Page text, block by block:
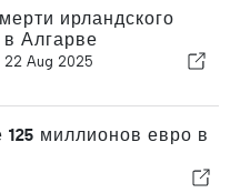
ирландского
в Алгарве
22 Aug 2025
миллионов евро в